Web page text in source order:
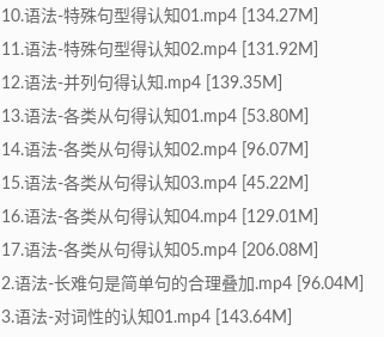
10.语法-特殊句型得认知01.mp4 [134.27M]
11.语法-特殊句型得认知02.mp4 [131.92M]
12.语法-并列句得认知.mp4 [139.35M]
13.语法-各类从句得认知01.mp4 [53.80M]
14.语法-各类从句得认知02.mp4 [96.07M]
15.语法-各类从句得认知03.mp4 [45.22M]
16.语法-各类从句得认知04.mp4 [129.01M]
17.语法-各类从句得认知05.mp4 [206.08M]
2.语法-长难句是简单句的合理叠加.mp4 [96.04M]
3.语法-对词性的认知01.mp4 [143.64M]